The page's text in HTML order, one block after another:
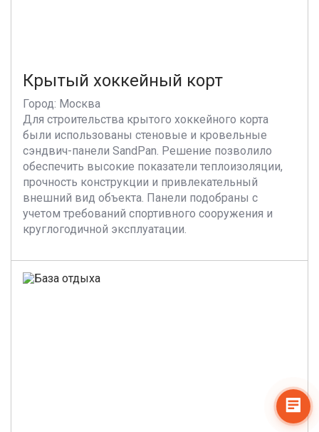
Крытый хоккейный корт
Город: Москва
Для строительства крытого хоккейного корта
были использованы стеновые и кровельные
сэндвич-панели SandPan. Решение позволило
обеспечить высокие показатели теплоизоляции,
прочность конструкции и привлекательный
внешний вид объекта. Панели подобраны с
учетом требований спортивного сооружения и
круглогодичной эксплуатации.